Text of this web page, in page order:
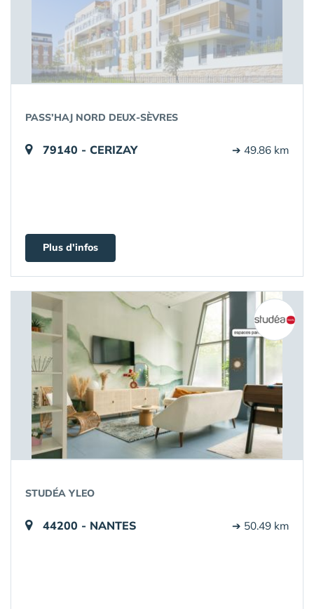
PASS’HAJ NORD DEUX-SÈVRES
79140 - CERIZAY ➔ 49.86 km
Plus d'infos
STUDÉA YLEO
44200 - NANTES ➔ 50.49 km